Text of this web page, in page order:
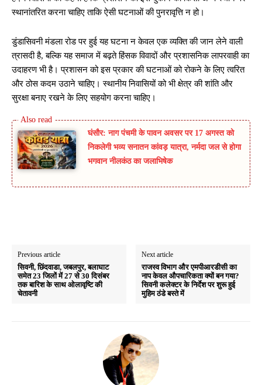
स्थानांतरित करना चाहिए ताकि ऐसी घटनाओं की पुनरावृत्ति न हो।
डुंडासिवनी मंडला रोड पर हुई यह घटना न केवल एक व्यक्ति की जान लेने वाली
त्रासदी है, बल्कि यह समाज में बढ़ते हिंसक विवादों और प्रशासनिक लापरवाही का
उदाहरण भी है। प्रशासन को इस प्रकार की घटनाओं को रोकने के लिए त्वरित
और ठोस कदम उठाने चाहिए। स्थानीय निवासियों को भी क्षेत्र की शांति और
सुरक्षा बनाए रखने के लिए सहयोग करना चाहिए।
घंसौर: नाग पंचमी के पावन अवसर पर 17 अगस्त को
निकलेगी भव्य सनातन कांवड़ यात्रा, नर्मदा जल से होगा
भगवान नीलकंठ का जलाभिषेक
Previous article
सिवनी, छिंदवाडा, जबलपुर, बलाघाट
समेत 23 जिलों में 27 से 30 दिसंबर
तक बारिश के साथ ओलावृष्टि की
चेतावनी
Next article
राजस्व विभाग और एमपीआरडीसी का
नाप केवल औपचारिकता क्यों बन गया?
सिवनी कलेक्टर के निर्देश पर शुरू हुई
मुहिम ठंडे बस्ते में